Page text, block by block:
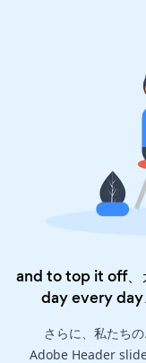
and to top it off、
day every day
さらに、私たち
Adobe Header